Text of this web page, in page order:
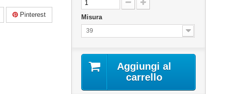
Pinterest Misura
39
Aggiungi al
carrello